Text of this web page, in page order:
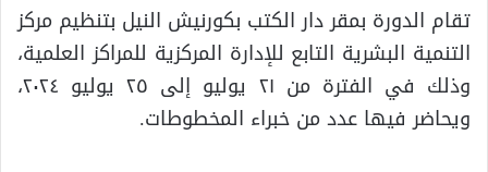
تقام الدورة بمقر دار الكتب بكورنيش النيل بتنظيم مركز
التنمية البشرية التابع للإدارة المركزية للمراكز العلمية،
وذلك في الفترة من ٢١ يوليو إلى ٢٥ يوليو ٢٠٢٤،
ويحاضر فيها عدد من خبراء المخطوطات.